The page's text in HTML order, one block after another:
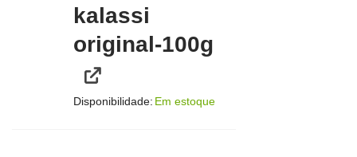
kalassi
original-100g
Disponibilidade: Em estoque